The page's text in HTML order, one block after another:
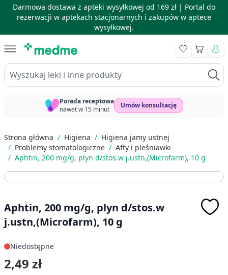
Darmowa dostawa z apteki wysyłkowej od 169 zł | Portal do
rezerwacji w aptekach stacjonarnych i zakupów w aptece
wysyłkowej.
Wyszukaj leki i inne produkty
Koszyk
Porada receptowa
nawet w 15 minut
Umów konsultację
Strona główna / Higiena / Higiena jamy ustnej
/ Problemy stomatologiczne / Afty i pleśniawki
/ Aphtin, 200 mg/g, plyn d/stos.w j.ustn,(Microfarm), 10 g
Aphtin, 200 mg/g, plyn d/stos.w
j.ustn,(Microfarm), 10 g
Niedostępne
2,49 zł